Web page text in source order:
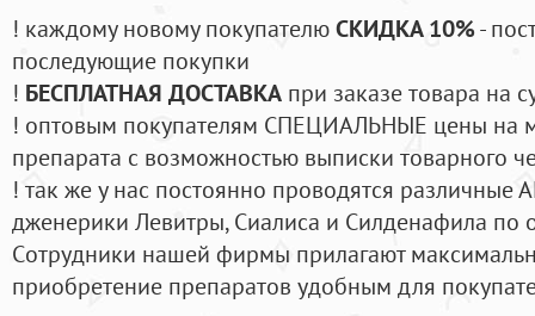
! каждому новому покупателюСКИДКА 10%-
последующие покупки
! БЕСПЛАТНАЯ ДОСТАВКА при заказе товара на
! оптовым покупателям СПЕЦИАЛЬНЫЕ цены на
препарата с возможностью выписки товарного
! так же у нас постоянно проводятся
дженерики Левитры, Сиалиса и Силденафила по
Cотрудники нашей фирмы прилагают
приобретение препаратов удобным для